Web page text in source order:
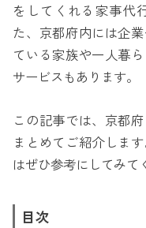
をしてくれる家事代
た、京都府内には企
ている家族や一人暮
サービスもあります。
この記事では、京都
まとめてご紹介しま
はぜひ参考にしてみて
目次